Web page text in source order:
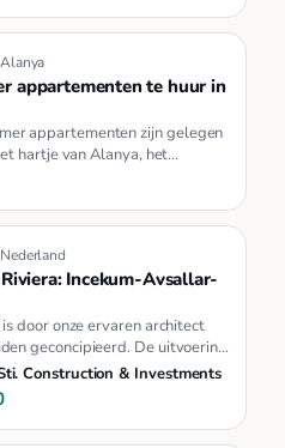
Alanya
appartementen te huur in
appartementen zijn gelegen
hartje van Alanya, het
Nederland
Incekum-Avsallar-
door onze ervaren architect
geconcipieerd. De uitvoering
Construction & Investments